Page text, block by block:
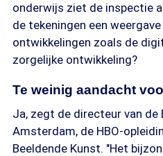
onderwijs ziet de inspectie
de tekeningen een
ontwikkelingen zoals de
zorgelijke ontwikkeling?
Te weinig aandacht
Ja, zegt de directeur van de
Amsterdam, de HBO-
Beeldende Kunst. "Het